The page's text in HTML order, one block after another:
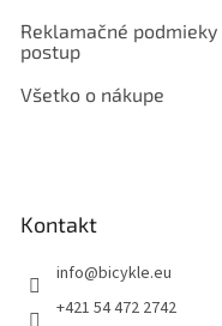
Reklamačné podmieky
postup
Všetko o nákupe
Kontakt
info@bicykle.eu
+421 54 472 2742